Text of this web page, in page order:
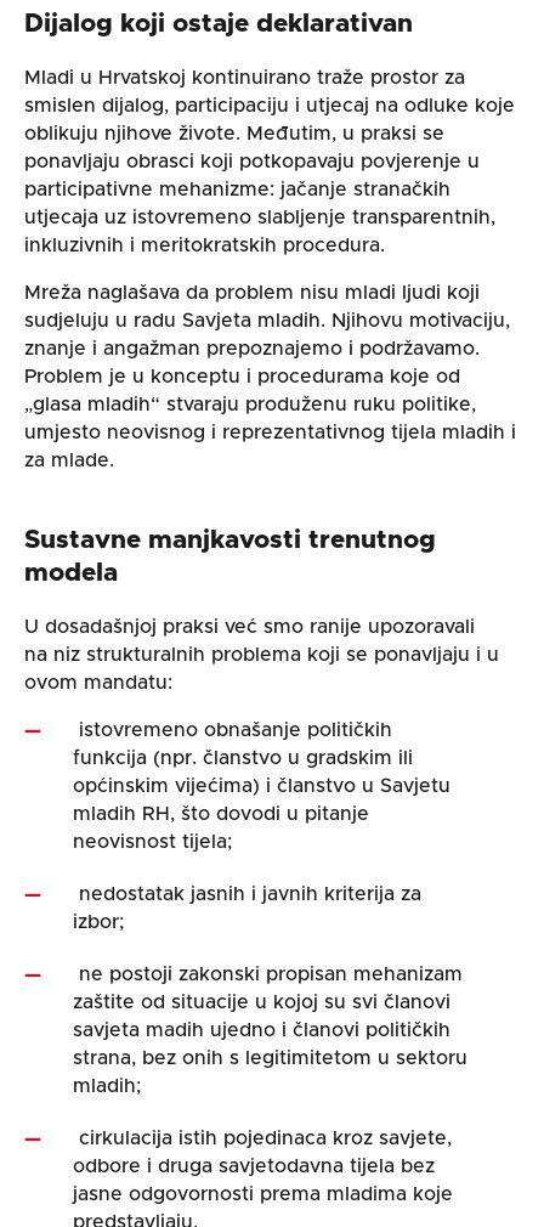
Dijalog koji ostaje deklarativan
Mladi u Hrvatskoj kontinuirano traže prostor za
smislen dijalog, participaciju i utjecaj na odluke koje
oblikuju njihove živote. Međutim, u praksi se
ponavljaju obrasci koji potkopavaju povjerenje u
participativne mehanizme: jačanje stranačkih
utjecaja uz istovremeno slabljenje transparentnih,
inkluzivnih i meritokratskih procedura.
Mreža naglašava da problem nisu mladi ljudi koji
sudjeluju u radu Savjeta mladih. Njihovu motivaciju,
znanje i angažman prepoznajemo i podržavamo.
Problem je u konceptu i procedurama koje od
„glasa mladih“ stvaraju produženu ruku politike,
umjesto neovisnog i reprezentativnog tijela mladih i
za mlade.
Sustavne manjkavosti trenutnog
modela
U dosadašnjoj praksi već smo ranije upozoravali
na niz strukturalnih problema koji se ponavljaju i u
ovom mandatu:
istovremeno obnašanje političkih
funkcija (npr. članstvo u gradskim ili
općinskim vijećima) i članstvo u Savjetu
mladih RH, što dovodi u pitanje
neovisnost tijela;
nedostatak jasnih i javnih kriterija za
izbor;
ne postoji zakonski propisan mehanizam
zaštite od situacije u kojoj su svi članovi
savjeta madih ujedno i članovi političkih
strana, bez onih s legitimitetom u sektoru
mladih;
cirkulacija istih pojedinaca kroz savjete,
odbore i druga savjetodavna tijela bez
jasne odgovornosti prema mladima koje
predstavljaju.